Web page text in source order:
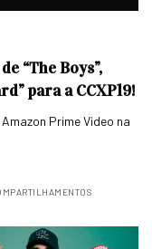
“The Boys”,
para a CCXP19!
Prime Video na